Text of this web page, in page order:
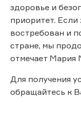
здоровье и
приоритет.
востребован и
стране, мы
отмечает Мария
Для получения
обращайтесь к